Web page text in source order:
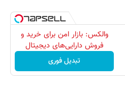
والکس: بازار امن برای خرید و
فروش دارایی‌های دیجیتال
تبدیل فوری